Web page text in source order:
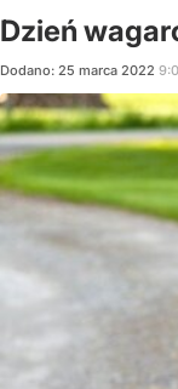
Dzień
Dodano: 25 marca 2022